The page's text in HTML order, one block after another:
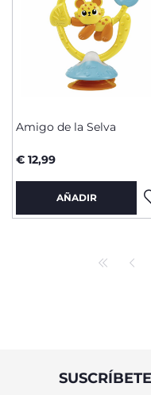
Amigo de la Selva
€ 12,99
AÑADIR